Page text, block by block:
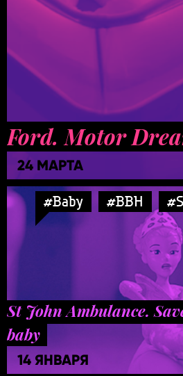
Ford. Motor
24 МАРТА
#Baby #BBH
St John Ambulance.
baby
14 ЯНВАРЯ